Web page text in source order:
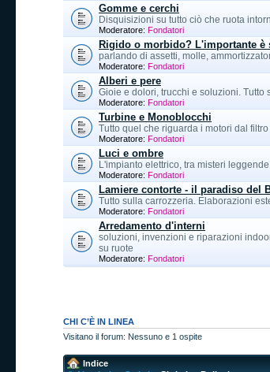
Gomme e cerchi
Disquisizioni su tutto ciò che ruota
Moderatore: Fondatori
Rigido o morbido? L'importante è
parlando di assetti, molle,
Moderatore: Fondatori
Alberi e pere
Gioie e dolori, trucchi e soluzioni.
Moderatore: Fondatori
Turbine e Monoblocchi
Tutto quel che riguarda i motori dal
Moderatore: Fondatori
Luci e ombre
L'impianto elettrico, tra misteri
Moderatore: Fondatori
Lamiere contorte - il paradiso del
Tutto sulla carrozzeria. Elaborazioni
Moderatore: Fondatori
Arredamento d'interni
soluzioni, invenzioni e riparazioni
su ruote
Moderatore: Fondatori
CHI C’È IN LINEA
Visitano il forum: Nessuno e 1 ospite
Indice